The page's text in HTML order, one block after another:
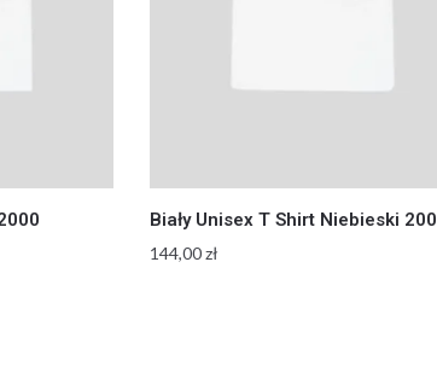
Biały Unisex T Shirt Niebieski
144,00zł